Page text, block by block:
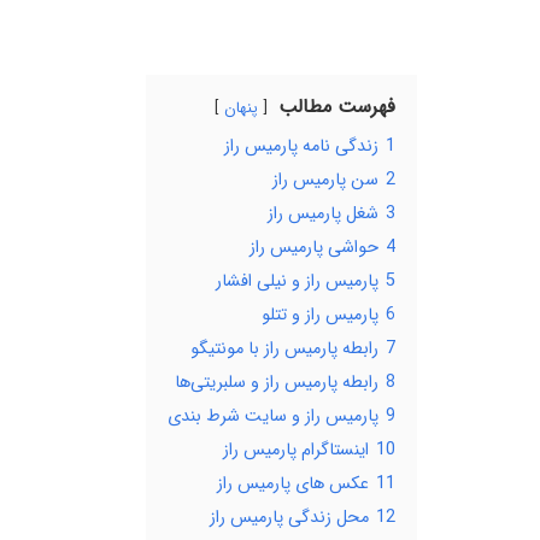
فهرست مطالب پنهان
1 زندگی نامه پارمیس راز
2 سن پارمیس راز
3 شغل پارمیس راز
4 حواشی پارمیس راز
5 پارمیس راز و نیلی افشار
6 پارمیس راز و تتلو
7 رابطه پارمیس راز با مونتیگو
8 رابطه پارمیس راز و سلبریتی‌ها
9 پارمیس راز و سایت شرط بندی
10 اینستاگرام پارمیس راز
11 عکس های پارمیس راز
12 محل زندگی پارمیس راز